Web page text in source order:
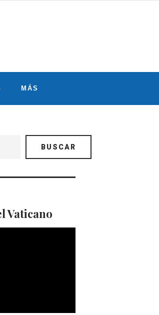
MÁS
BUSCAR
Vaticano